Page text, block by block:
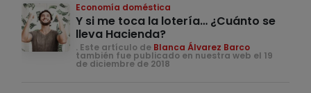
Economía doméstica
Y si me toca la lotería… ¿Cuánto se
lleva Hacienda?
. Este artículo de Blanca Álvarez Barco
también fue publicado en nuestra web el 19
de diciembre de 2018